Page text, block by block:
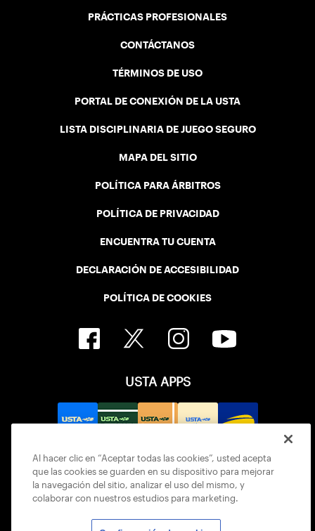
PRÁCTICAS PROFESIONALES
CONTÁCTANOS
TÉRMINOS DE USO
PORTAL DE CONEXIÓN DE LA USTA
LISTA DISCIPLINARIA DE JUEGO SEGURO
MAPA DEL SITIO
POLÍTICA PARA ÁRBITROS
POLÍTICA DE PRIVACIDAD
ENCUENTRA TU CUENTA
DECLARACIÓN DE ACCESIBILIDAD
POLÍTICA DE COOKIES
USTA APPS
Al hacer clic en “Aceptar todas las cookies”, usted acepta
que las cookies se guarden en su dispositivo para mejorar
la navegación del sitio, analizar el uso del mismo, y
colaborar con nuestros estudios para marketing.